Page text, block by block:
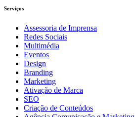
Serviços
Assessoria de Imprensa
Redes Sociais
Multimédia
Eventos
Design
Branding
Marketing
Ativação de Marca
SEO
Criação de Conteúdos